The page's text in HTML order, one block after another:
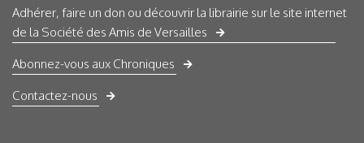
Adhérer, faire un don ou découvrir la librairie sur le site internet
de la Société des Amis de Versailles
Abonnez-vous aux Chroniques
Contactez-nous